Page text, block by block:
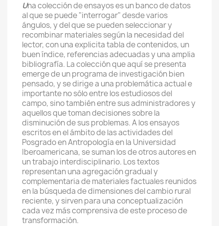
Una colección de ensayos es un banco de datos
al que se puede "interrogar" desde varios
ángulos, y del que se pueden seleccionar y
recombinar materiales según la necesidad del
lector, con una explicita tabla de contenidos, un
buen índice, referencias adecuadas y una amplia
bibliografía. La colección que aquí se presenta
emerge de un programa de investigación bien
pensado, y se dirige a una problemática actual e
importante no sólo entre los estudiosos del
campo, sino también entre sus administradores y
aquellos que toman decisiones sobre la
disminución de sus problemas. A los ensayos
escritos en el ámbito de las actividades del
Posgrado en Antropología en la Universidad
Iberoamericana, se suman los de otros autores en
un trabajo interdisciplinario. Los textos
representan una agregación gradual y
complementaria de materiales factuales reunidos
en la búsqueda de dimensiones del cambio rural
reciente, y sirven para una conceptualización
cada vez más comprensiva de este proceso de
transformación.